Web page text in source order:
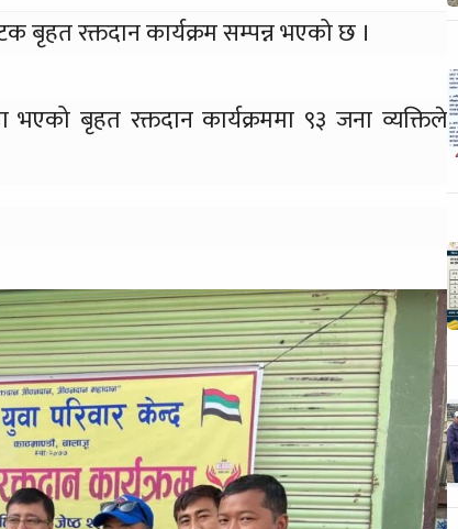
बृहत रक्तदान कार्यक्रम सम्पन्न भएको छ ।
बृहत रक्तदान कार्यक्रममा ९३ जना व्यक्तिले